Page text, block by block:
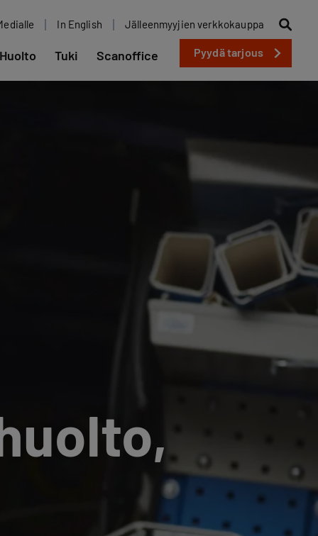
In English Jälleenmyyjien verkkokauppa
Huolto Tuki Scanoffice Pyydä tarjous